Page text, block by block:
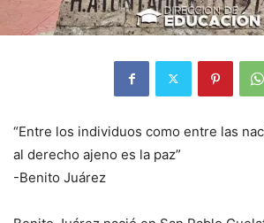
“Entre los individuos como entre las
al derecho ajeno es la paz”
-Benito Juárez